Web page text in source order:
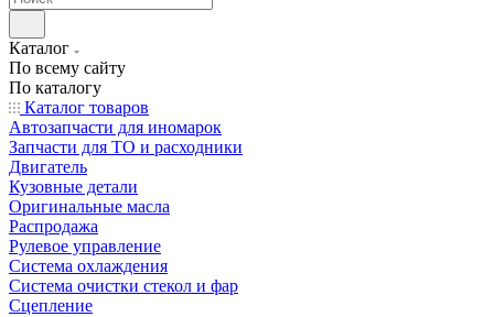
Каталог
По всему сайту
По каталогу
Каталог товаров
Автозапчасти для иномарок
Запчасти для ТО и расходники
Двигатель
Кузовные детали
Оригинальные масла
Распродажа
Рулевое управление
Система охлаждения
Система очистки стекол и фар
Сцепление